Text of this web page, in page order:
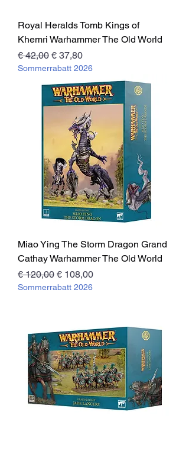
Royal Heralds Tomb Kings of
Khemri Warhammer The Old World
Standardpreis
€ 42,00 Sale-Preis
€ 37,80
Sommerrabatt 2026
Miao Ying The Storm Dragon Grand
Cathay Warhammer The Old World
Standardpreis
€ 120,00 Sale-Preis
€ 108,00
Sommerrabatt 2026